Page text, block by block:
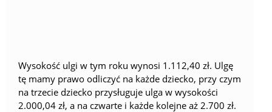
Wysokość ulgi w tym roku wynosi 1.112,40 zł. Ulgę
tę mamy prawo odliczyć na każde dziecko, przy czym
na trzecie dziecko przysługuje ulga w wysokości
2.000,04 zł, a na czwarte i każde kolejne aż 2.700 zł.